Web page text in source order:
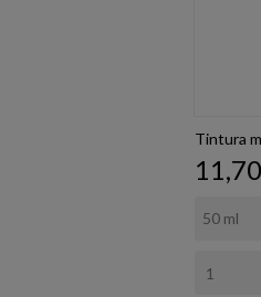
Tintura